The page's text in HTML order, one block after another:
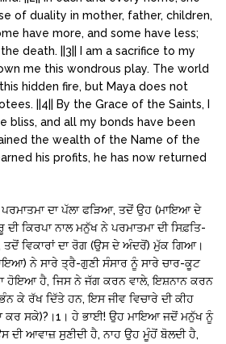
of duality in mother, father, children,
have more, and some have less;
death. ||3|| I am a sacrifice to my
me this wondrous play. The world
hidden fire, but Maya does not
||4|| By the Grace of the Saints, I
bliss, and all my bonds have been
the wealth of the Name of the
his profits, he has now returned
ਦਾ ਪੱਲਾ ਫੜਿਆ, ਤਦੋਂ ਉਹ (ਮਾਇਆ ਦੇ
ਕਿਰਪਾ ਨਾਲ ਮਨੁੱਖ ਨੇ ਪਰਮਾਤਮਾ ਦੀ ਸਿਫ਼ਤਿ-
ਤਦੋਂ ਵਿਕਾਰਾਂ ਦਾ ਰੋਗ (ਉਸ ਦੇ ਅੰਦਰੋਂ) ਮੁੱਕ ਗਿਆ।
ਨੇ ਸਾਰੇ ਤ੍ਰੈ-ਗੁਣੀ ਸੰਸਾਰ ਨੂੰ ਸਾਰੇ ਚਾਰ-ਕੂਟ
ਹੋਇਆ ਹੈ, ਜਿਸ ਨੇ ਜੱਗ ਕਰਨ ਵਾਲੇ, ਇਸ਼ਨਾਨ ਕਰਨ
ਕੇ ਰੱਖ ਦਿੱਤੇ ਹਨ, ਇਸ ਜੀਵ ਵਿਚਾਰੇ ਦੀ ਕੀਹ
ਕਰ ਸਕੇ)?।1। ਹੇ ਭਾਈ! ਉਹ ਮਾਇਆ ਜਦੋਂ ਮਨੁੱਖ ਨੂੰ
ਦੀ ਆਵਾਜ਼ ਸੁਣੀਦੀ ਹੈ, ਨਾਹ ਉਹ ਮੂੰਹੋਂ ਬੋਲਦੀ ਹੈ,